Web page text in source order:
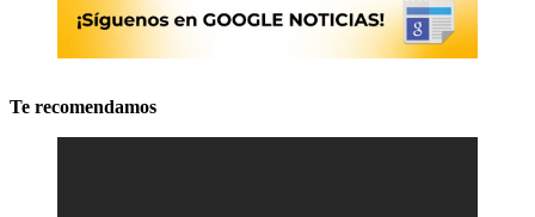
Te recomendamos